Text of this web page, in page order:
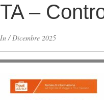
TA –
In/Dicembre 2025